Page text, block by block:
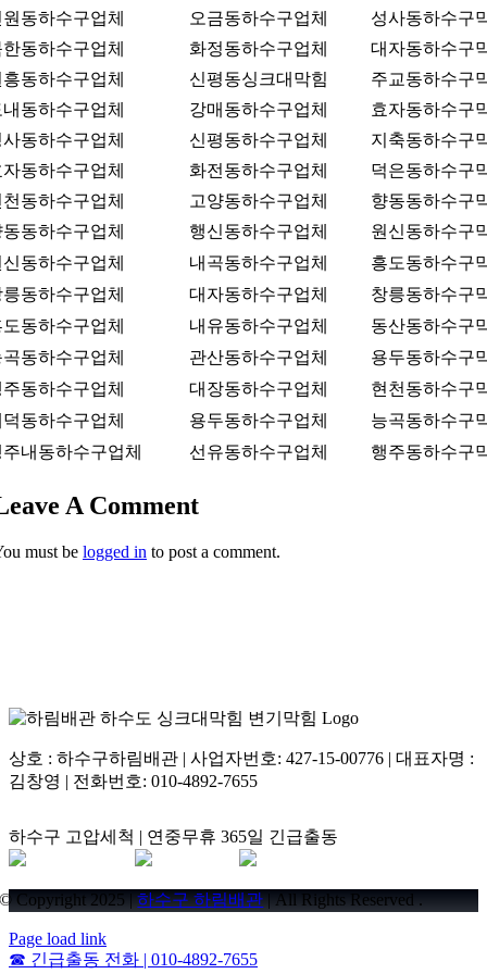
동하수구업체 오금동하수구업체
성사동하수구
동하수구업체
화정동하수구업체
대자동하수구
동하수구업체
신평동싱크대막힘
주교동하수구
동하수구업체
강매동하수구업체
효자동하수구
동하수구업체
신평동하수구업체
지축동하수구
동하수구업체
화전동하수구업체
덕은동하수구
동하수구업체
고양동하수구업체
향동동하수구
동하수구업체
행신동하수구업체
원신동하수구
동하수구업체
내곡동하수구업체
흥도동하수구
동하수구업체
대자동하수구업체
창릉동하수구
동하수구업체
내유동하수구업체
동산동하수구
동하수구업체
관산동하수구업체
용두동하수구
동하수구업체
대장동하수구업체
현천동하수구
동하수구업체
용두동하수구업체
능곡동하수구
내동하수구업체
선유동하수구업체 행주동하수구
A Comment
must be logged in to post a comment.
상호 : 하수구하림배관 | 사업자번호: 427-15-00776 | 대표자명 :
김창영 | 전화번호: 010-4892-7655
하수구 고압세척 | 연중무휴 365일 긴급출동
© Copyright 2025 |하수구 하림배관 | All Rights Reserved .
Page load link
☎ 긴급출동 전화 | 010-4892-7655